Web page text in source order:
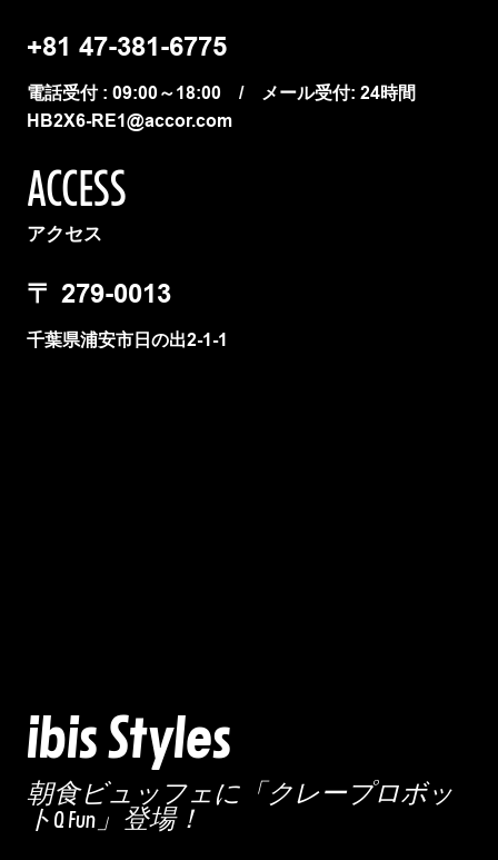
+81 47-381-6775
電話受付 : 09:00～18:00 / メール受付: 24時間
HB2X6-RE1@accor.com
ACCESS
アクセス
〒 279-0013
千葉県浦安市日の出2-1-1
ibis Styles
朝食ビュッフェに「クレープロボッ
トQ Fun」登場！